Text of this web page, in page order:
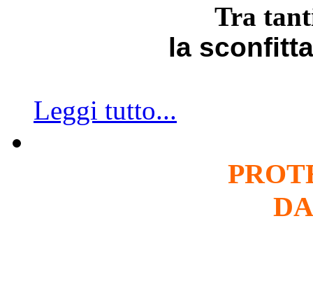
Tra
la
Leggi tutto...